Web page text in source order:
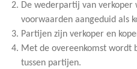
De wederpartij van verkoper
voorwaarden aangeduid als
Partijen zijn verkoper en
Met de overeenkomst wordt
tussen partijen.